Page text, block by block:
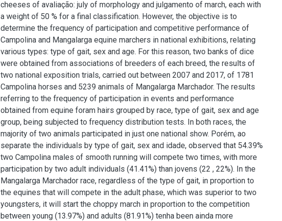
cheeses of avaliação: july of morphology and julgamento of march, each with
a weight of 50 % for a final classification. However, the objective is to
determine the frequency of participation and competitive performance of
Campolina and Mangalarga equine marchers in national exhibitions, relating
various types: type of gait, sex and age. For this reason, two banks of dice
were obtained from associations of breeders of each breed, the results of
two national exposition trials, carried out between 2007 and 2017, of 1781
Campolina horses and 5239 animals of Mangalarga Marchador. The results
referring to the frequency of participation in events and performance
obtained from equine foram hairs grouped by race, type of gait, sex and age
group, being subjected to frequency distribution tests. In both races, the
majority of two animals participated in just one national show. Porém, ao
separate the individuals by type of gait, sex and idade, observed that 54.39%
two Campolina males of smooth running will compete two times, with more
participation by two adult individuals (41.41%) than jovens (22 , 22%). In the
Mangalarga Marchador race, regardless of the type of gait, in proportion to
the equines that will compete in the adult phase, which was superior to two
youngsters, it will start the choppy march in proportion to the competition
between young (13.97%) and adults (81.91%) tenha been ainda more